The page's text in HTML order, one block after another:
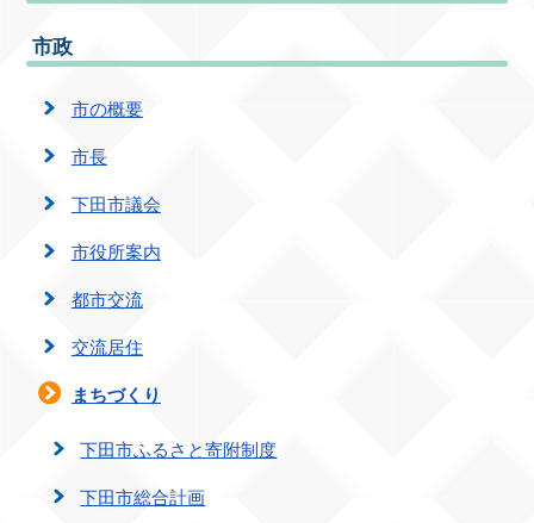
市政
市の概要
市長
下田市議会
市役所案内
都市交流
交流居住
まちづくり
下田市ふるさと寄附制度
下田市総合計画